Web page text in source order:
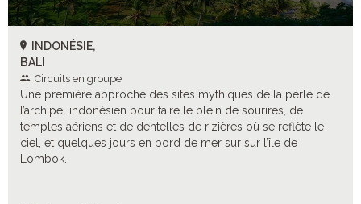
INDONÉSIE,
BALI
Circuits en groupe
Une première approche des sites mythiques de la perle de
l’archipel indonésien pour faire le plein de sourires, de
temples aériens et de dentelles de rizières où se reflète le
ciel, et quelques jours en bord de mer sur sur l’île de
Lombok.